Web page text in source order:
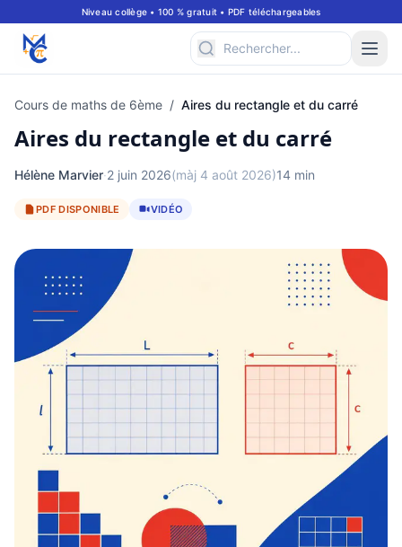
Niveau collège • 100 % gratuit • PDF téléchargeables
Cours de maths de 6ème / Aires du rectangle et du carré
Aires du rectangle et du carré
Hélène Marvier·2 juin 2026(màj 4 août 2026)14 min
PDF DISPONIBLE VIDÉO